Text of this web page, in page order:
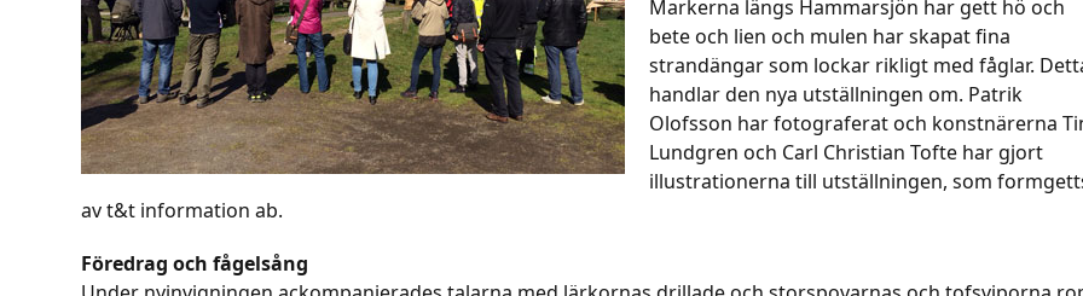
Markerna längs Hammarsjön har gett hö och
bete och lien och mulen har skapat fina
strandängar som lockar rikligt med fåglar.
handlar den nya utställningen om. Patrik
Olofsson har fotograferat och konstnärerna
Lundgren och Carl Christian Tofte har gjort
illustrationerna till utställningen, som
av t&t information ab.
Föredrag och fågelsång